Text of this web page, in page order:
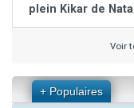
plein Kikar de
Voir
+ Populaires